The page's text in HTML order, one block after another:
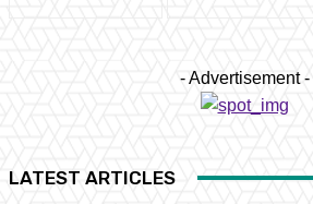
- Advertisement -
LATEST ARTICLES